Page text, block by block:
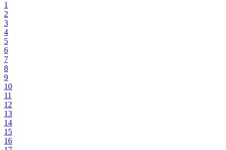
1
2
3
4
5
6
7
8
9
10
11
12
13
14
15
16